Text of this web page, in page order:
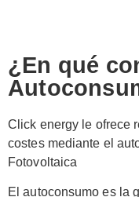
¿En qué
Click energy le ofrece
costes mediante el
Fotovoltaica
El autoconsumo es la